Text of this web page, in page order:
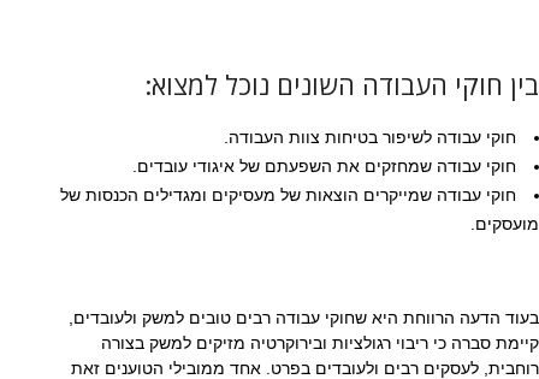
בין חוקי העבודה השונים נוכל למצוא:
חוקי עבודה לשיפור בטיחות צוות העבודה.
חוקי עבודה שמחזקים את השפעתם של איגודי עובדים.
חוקי עבודה שמייקרים הוצאות של מעסיקים ומגדילים הכנסות של
מועסקים.
בעוד הדעה הרווחת היא שחוקי עבודה רבים טובים למשק ולעובדים,
קיימת סברה כי ריבוי רגולציות ובירוקרטיה מזיקים למשק בצורה
רוחבית, לעסקים רבים ולעובדים בפרט. אחד ממובילי הטוענים זאת